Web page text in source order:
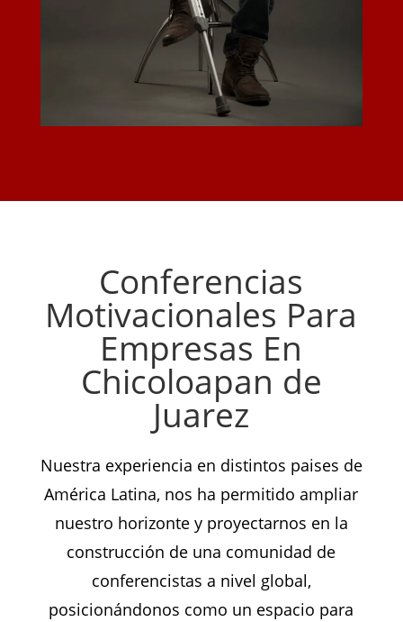
Conferencias
Motivacionales Para
Empresas En
Chicoloapan de
Juarez
Nuestra experiencia en distintos paises de
América Latina, nos ha permitido ampliar
nuestro horizonte y proyectarnos en la
construcción de una comunidad de
conferencistas a nivel global,
posicionándonos como un espacio para